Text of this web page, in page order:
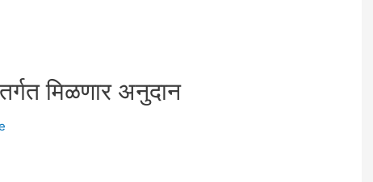
मिळणार अनुदान